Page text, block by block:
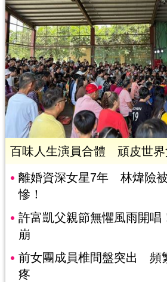
百味人生演員合體 頑皮世界
離婚資深女星7年 林煒險
慘！
許富凱父親節無懼風雨開唱
崩
前女團成員椎間盤突出 頻
疼